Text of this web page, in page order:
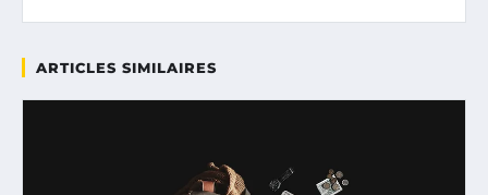
ARTICLES SIMILAIRES